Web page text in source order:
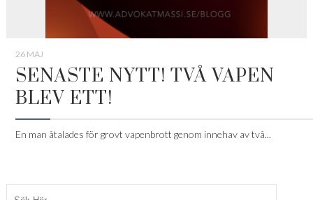
26 MAJ
SENASTE NYTT! TVÅ VAPEN
BLEV ETT!
En man åtalades för grovt vapenbrott genom innehav av två...